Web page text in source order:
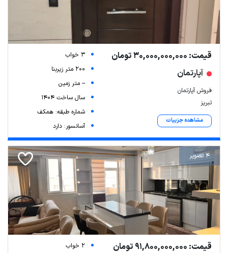
قیمت: 30,000,000,000 تومان
آپارتمان
فروش آپارتمان
تبریز
مشاهده جزییات
3 خواب
200 متر زیربنا
-- متر زمین
سال ساخت 1404
شماره طبقه: همکف
آسانسور: دارد
4 تصویر
قیمت: 91,800,000,000 تومان
2 خواب